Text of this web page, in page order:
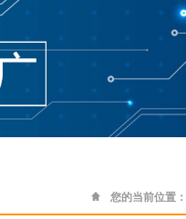
您的当前位置：